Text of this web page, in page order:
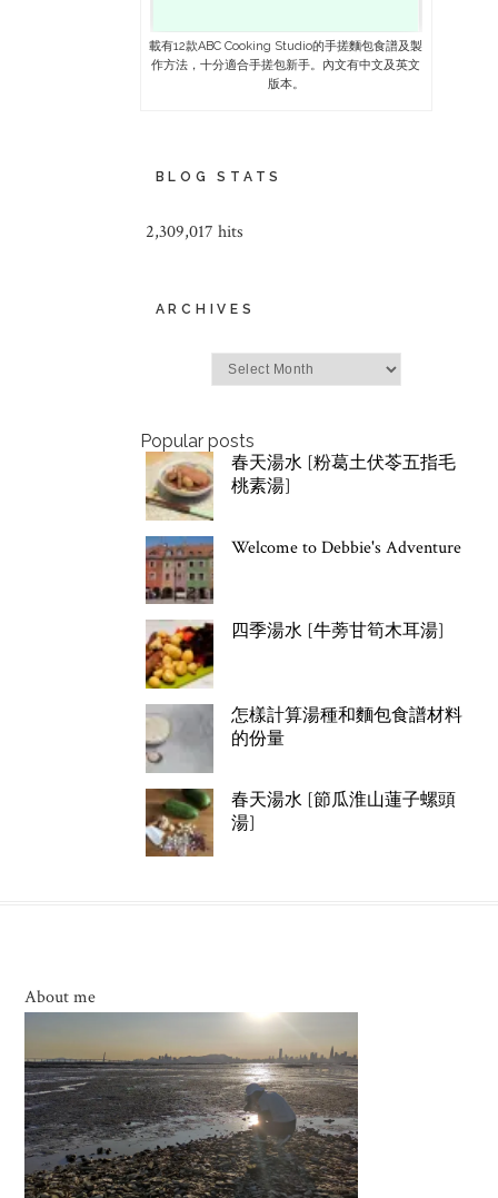
載有12款ABC Cooking Studio的手搓麵包食譜及製
作方法，十分適合手搓包新手。內文有中文及英文
版本。
BLOG STATS
2,309,017 hits
ARCHIVES
Popular posts
春天湯水 [粉葛土伏苓五指毛
桃素湯]
Welcome to Debbie's Adventure
四季湯水 [牛蒡甘筍木耳湯]
怎樣計算湯種和麵包食譜材料
的份量
春天湯水 [節瓜淮山蓮子螺頭
湯]
About me